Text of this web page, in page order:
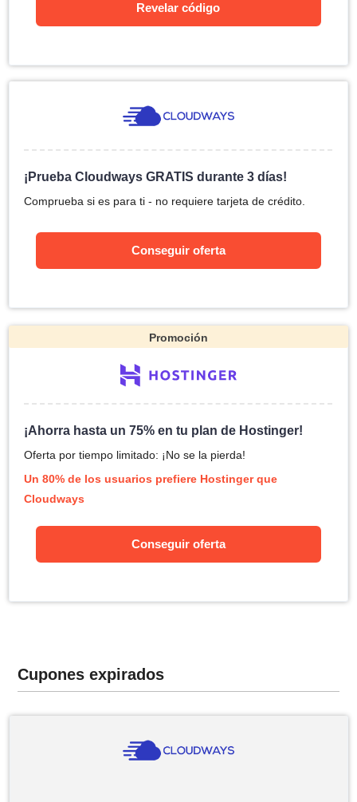
Revelar código
¡Prueba Cloudways GRATIS durante 3 días!
Comprueba si es para ti - no requiere tarjeta de crédito.
Conseguir oferta
Promoción
¡Ahorra hasta un 75% en tu plan de Hostinger!
Oferta por tiempo limitado: ¡No se la pierda!
Un 80% de los usuarios prefiere Hostinger que
Cloudways
Conseguir oferta
Cupones expirados